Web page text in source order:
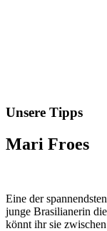
Unsere Tipps
Mari Froes
Eine der
junge Brasilianerin
könnt ihr sie